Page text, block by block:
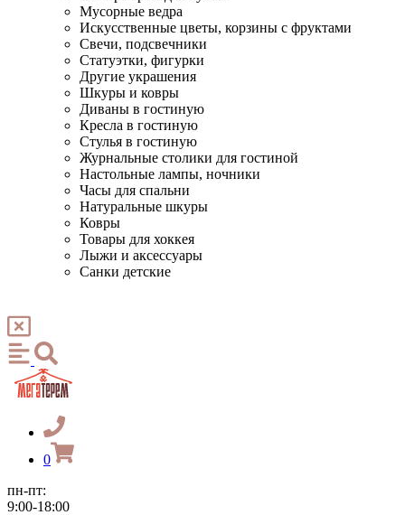
Мусорные ведра
Искусственные цветы, корзины с фруктами
Свечи, подсвечники
Статуэтки, фигурки
Другие украшения
Шкуры и ковры
Диваны в гостиную
Кресла в гостиную
Стулья в гостиную
Журнальные столики для гостиной
Настольные лампы, ночники
Часы для спальни
Натуральные шкуры
Ковры
Товары для хоккея
Лыжи и аксессуары
Санки детские
0
пн-пт:
9:00-18:00